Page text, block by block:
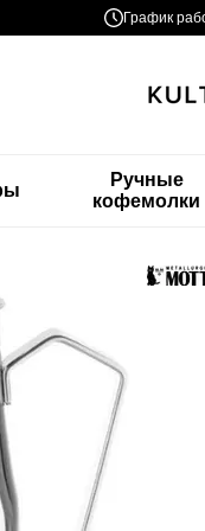
График
Ручные
кофемолки